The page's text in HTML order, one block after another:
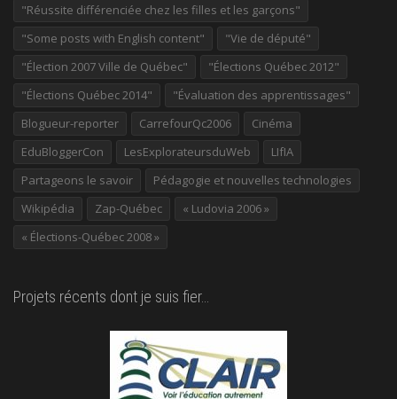
"Réussite différenciée chez les filles et les garçons"
"Some posts with English content"
"Vie de député"
"Élection 2007 Ville de Québec"
"Élections Québec 2012"
"Élections Québec 2014"
"Évaluation des apprentissages"
Blogueur-reporter
CarrefourQc2006
Cinéma
EduBloggerCon
LesExplorateursduWeb
LIfIA
Partageons le savoir
Pédagogie et nouvelles technologies
Wikipédia
Zap-Québec
« Ludovia 2006 »
« Élections-Québec 2008 »
Projets récents dont je suis fier…